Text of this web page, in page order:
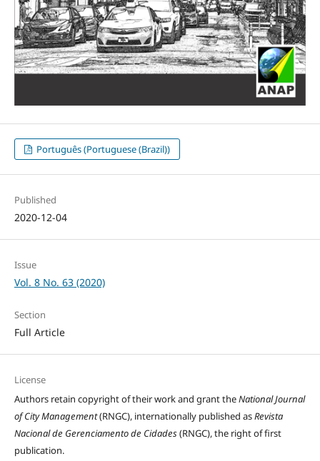
Português (Portuguese (Brazil))
Published
2020-12-04
Issue
Vol. 8 No. 63 (2020)
Section
Full Article
License
Authors retain copyright of their work and grant theNational Journal
of City Management(RNGC), internationally published asRevista
Nacional de Gerenciamento de Cidades(RNGC), the right of first
publication.